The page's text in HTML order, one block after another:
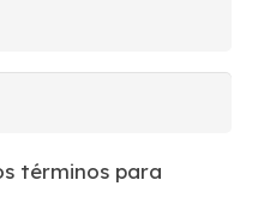
términos para